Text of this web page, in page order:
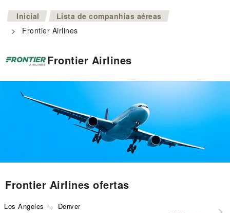
Inicial >
Lista de companhias aéreas
>
Frontier Airlines
Frontier Airlines
Frontier Airlines ofertas
Los Angeles Denver